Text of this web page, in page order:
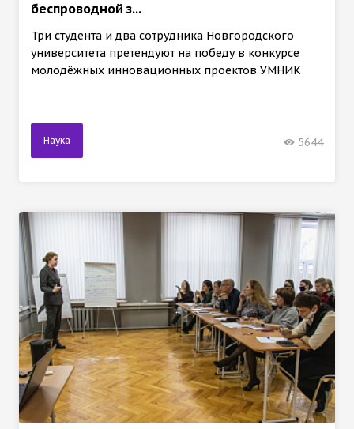
беспроводной з...
Три студента и два сотрудника Новгородского
университета претендуют на победу в конкурсе
молодёжных инновационных проектов УМНИК
Наука 5644